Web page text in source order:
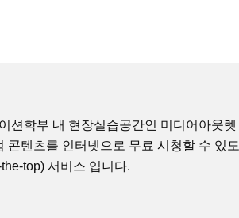
션학부 내 현장실습공간인 미디어아웃렛
콘텐츠를 인터넷으로 무료 시청할 수 있도
top) 서비스 입니다.